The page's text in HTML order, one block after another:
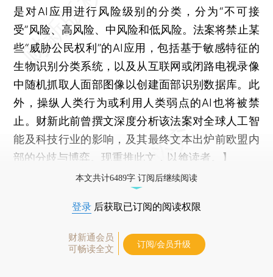
是对AI应用进行风险级别的分类，分为“不可接
受”风险、高风险、中风险和低风险。法案将禁止某
些“威胁公民权利”的AI应用，包括基于敏感特征的
生物识别分类系统，以及从互联网或闭路电视录像
中随机抓取人面部图像以创建面部识别数据库。此
外，操纵人类行为或利用人类弱点的AI也将被禁
止。财新此前曾撰文深度分析该法案对全球人工智
能及科技行业的影响，及其最终文本出炉前欧盟内
部的分歧与博弈。现重推此文，以飨读者。】
本文共计6489字 订阅后继续阅读
登录 后获取已订阅的阅读权限
财新通会员
可畅读全文
订阅/会员升级